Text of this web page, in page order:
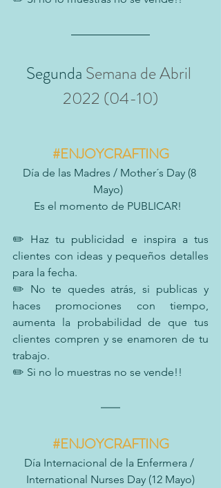
Segunda Semana de Abril
2022 (04-10)
#ENJOYCRAFTING
Día de las Madres / Mother´s Day (8
Mayo)
Es el momento de PUBLICAR!
✏️ Haz tu publicidad e inspira a tus
clientes con ideas y pequeños detalles
para la fecha.
✏️ No te quedes atrás, si publicas y
haces promociones con tiempo,
aumenta la probabilidad de que tus
clientes compren y se enamoren de tu
trabajo.
✏️ Si no lo muestras no se vende!!
#ENJOYCRAFTING
Día Internacional de la Enfermera /
International Nurses Day (12 Mayo)